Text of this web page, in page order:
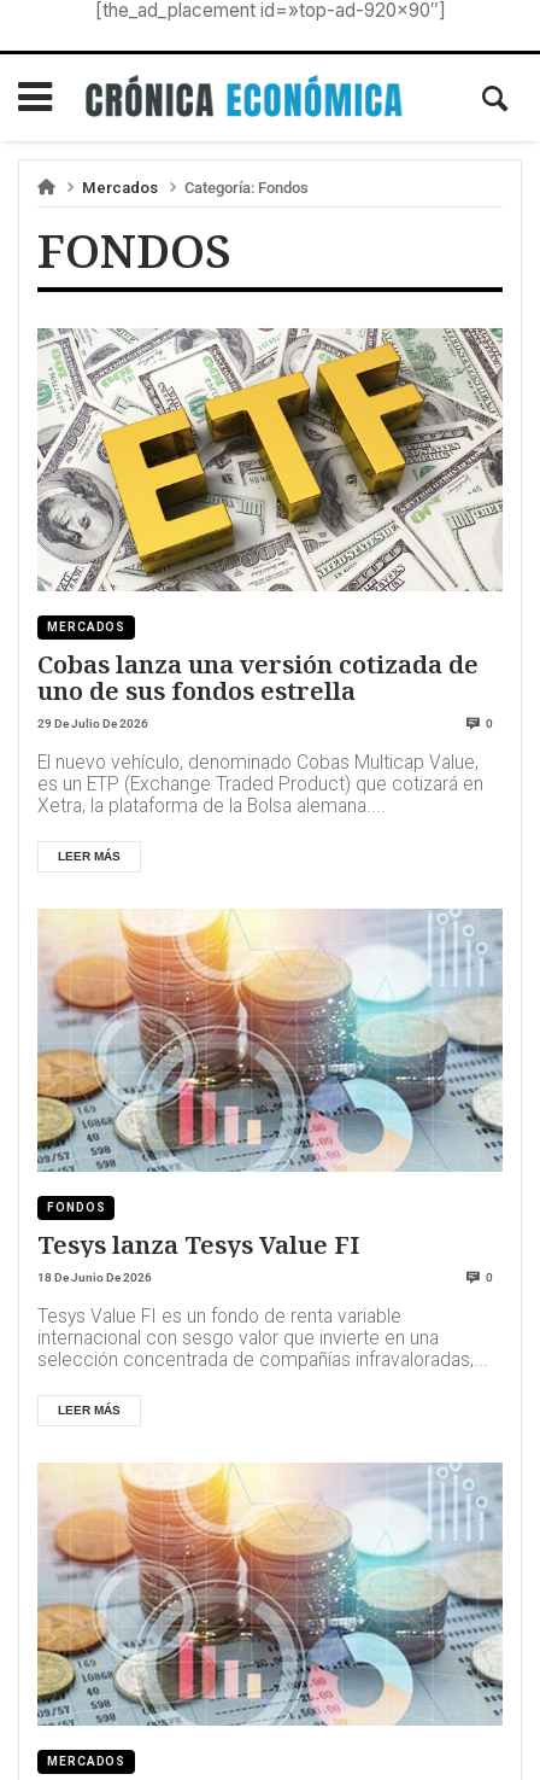
[the_ad_placement id=»top-ad-920×90″]
Mercados Categoría: Fondos
FONDOS
MERCADOS
Cobas lanza una versión cotizada de
uno de sus fondos estrella
29 De Julio De 2026 0
El nuevo vehículo, denominado Cobas Multicap Value,
es un ETP (Exchange Traded Product) que cotizará en
Xetra, la plataforma de la Bolsa alemana....
LEER MÁS
FONDOS
Tesys lanza Tesys Value FI
18 De Junio De 2026 0
Tesys Value FI es un fondo de renta variable
internacional con sesgo valor que invierte en una
selección concentrada de compañías infravaloradas,...
LEER MÁS
MERCADOS